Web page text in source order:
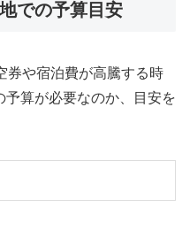
での予算目安
券や宿泊費が高騰する時
算が必要なのか、目安を